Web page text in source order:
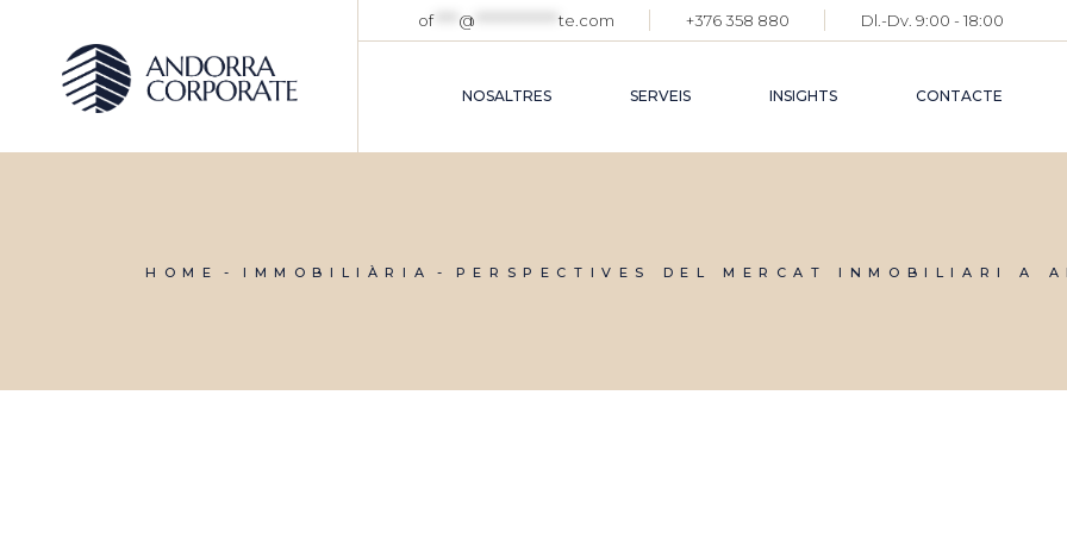
of @ **************te.com +376 358 880 Dl.-Dv. 9:00 - 18:00
NOSALTRES SERVEIS INSIGHTS CONTACTE
HOME IMMOBILIÀRIA PERSPECTIVES DEL MERCAT INMOBILIARI A